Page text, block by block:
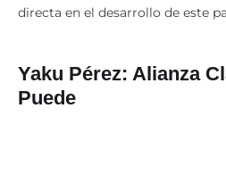
directa en el desarrollo de este
Yaku Pérez: Alianza
Puede